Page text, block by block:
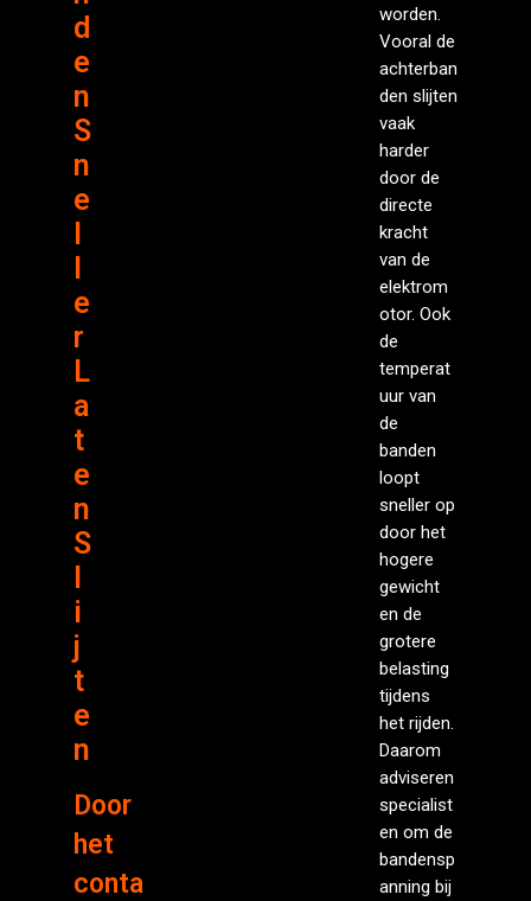
d
e
n
S
n
e
l
l
e
r
L
a
t
e
n
S
l
i
j
t
e
n
Door
het
conta
worden.
Vooral de
achterban
den slijten
vaak
harder
door de
directe
kracht
van de
elektrom
otor. Ook
de
temperat
uur van
de
banden
loopt
sneller op
door het
hogere
gewicht
en de
grotere
belasting
tijdens
het rijden.
Daarom
adviseren
specialist
en om de
bandensp
anning bij